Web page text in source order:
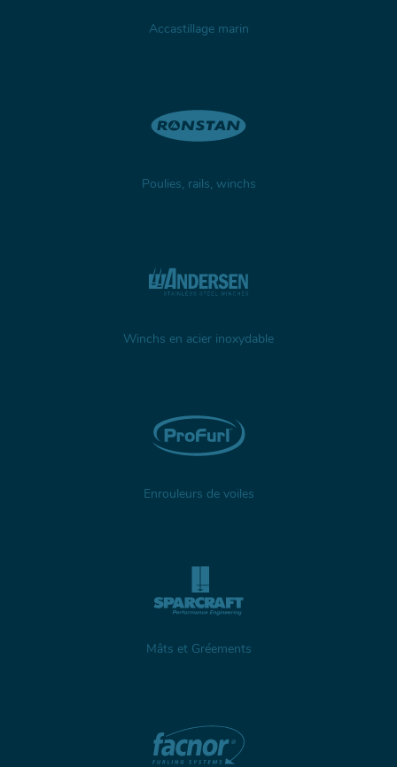
Accastillage marin
Poulies, rails, winchs
Winchs en acier inoxydable
Enrouleurs de voiles
Mâts et Gréements